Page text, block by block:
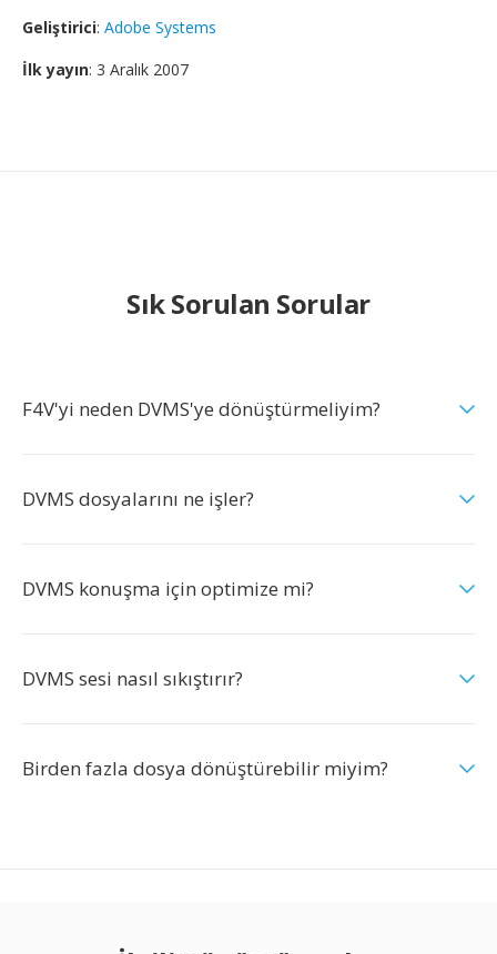
Geliştirici: Adobe Systems
İlk yayın: 3 Aralık 2007
Sık Sorulan Sorular
F4V'yi neden DVMS'ye dönüştürmeliyim?
DVMS dosyalarını ne işler?
DVMS konuşma için optimize mi?
DVMS sesi nasıl sıkıştırır?
Birden fazla dosya dönüştürebilir miyim?